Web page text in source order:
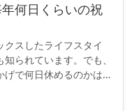
何日くらいの祝
スしたライフスタイ
られています。でも、
で何日休めるのかはど
ますが、答えは思って